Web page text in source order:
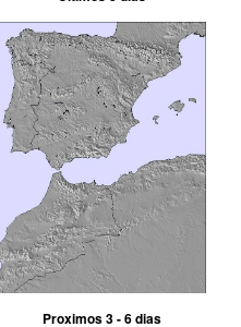
Proximos 3 - 6 dias